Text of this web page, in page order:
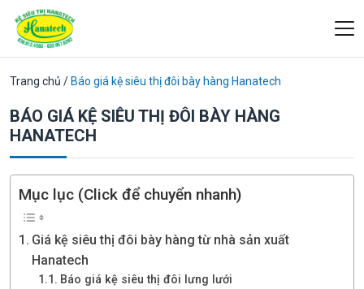
Trang chủ / Báo giá kệ siêu thị đôi bày hàng Hanatech
BÁO GIÁ KỆ SIÊU THỊ ĐÔI BÀY HÀNG
HANATECH
Mục lục (Click để chuyển nhanh)
Giá kệ siêu thị đôi bày hàng từ nhà sản xuất
Hanatech
Báo giá kệ siêu thị đôi lưng lưới